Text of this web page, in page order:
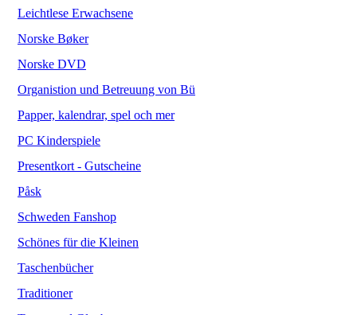
Leichtlese Erwachsene
Norske Bøker
Norske DVD
Organistion und Betreuung von Bü
Papper, kalendrar, spel och mer
PC Kinderspiele
Presentkort - Gutscheine
Påsk
Schweden Fanshop
Schönes für die Kleinen
Taschenbücher
Traditioner